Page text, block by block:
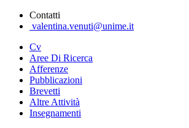
Contatti
valentina.venuti@unime.it
Cv
Aree Di Ricerca
Afferenze
Pubblicazioni
Brevetti
Altre Attività
Insegnamenti